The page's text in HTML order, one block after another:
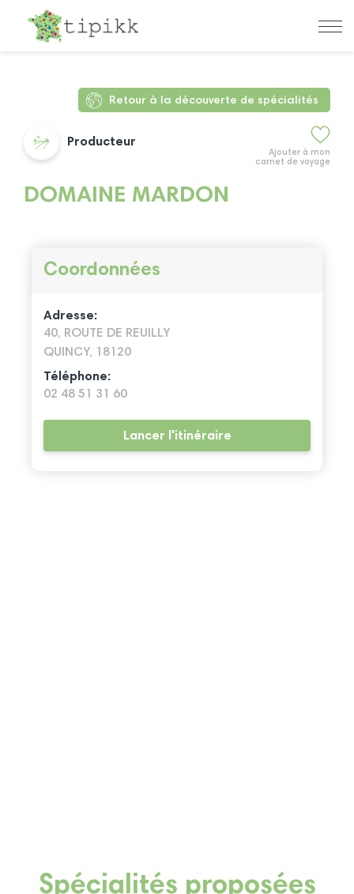
Retour à la découverte de spécialités
Ajouter à mon
carnet de voyage
Producteur
DOMAINE MARDON
Coordonnées
Adresse:
40, ROUTE DE REUILLY
QUINCY, 18120
Téléphone:
02 48 51 31 60
Lancer l'itinéraire
Spécialités proposées